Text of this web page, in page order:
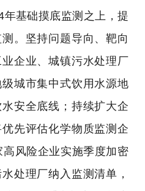
基础摸底监测之上，提
。坚持问题导向、靶向
企业、城镇污水处理厂
城市集中式饮用水源地
安全底线；持续扩大企
先评估化学物质监测企
风险企业实施季度加密
处理厂纳入监测清单，